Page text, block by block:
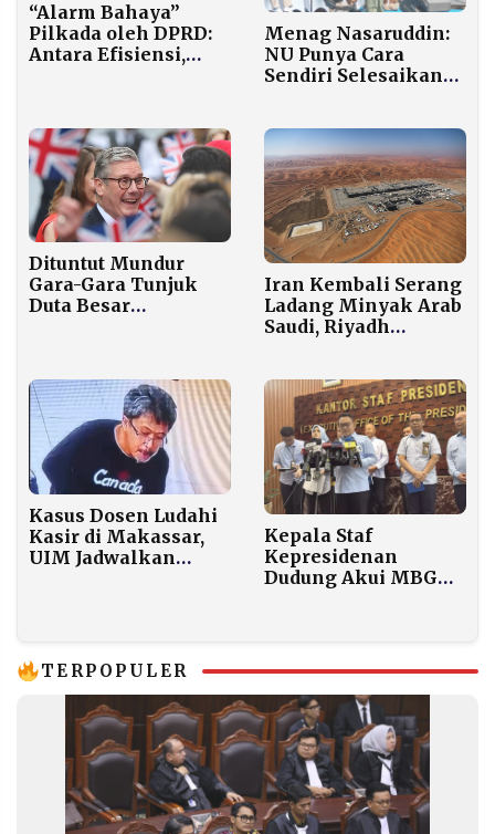
“Alarm Bahaya”
Pilkada oleh DPRD:
Antara Efisiensi,
Menag Nasaruddin:
NU Punya Cara
Sendiri Selesaikan
Dituntut Mundur
Gara-Gara Tunjuk
Duta Besar
Mandat
Iran Kembali Serang
Ladang Minyak Arab
Saudi, Riyadh
Kasus Dosen Ludahi
Kasir di Makassar,
UIM Jadwalkan
Kepala Staf
Kepresidenan
Dudung Akui MBG
TERPOPULER